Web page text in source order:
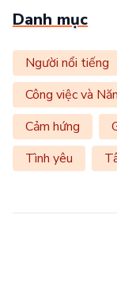
Danh mục
Người nổi tiếng
Công việc và
Cảm hứng
Tình yêu